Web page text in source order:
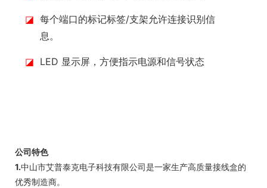
◪ 每个端口的标记标签/支架允许连接识别信
息。
◪ LED 显示屏，方便指示电源和信号状态
公司特色
1.中山市艾普泰克电子科技有限公司是一家生产高质量接线盒的
优秀制造商。